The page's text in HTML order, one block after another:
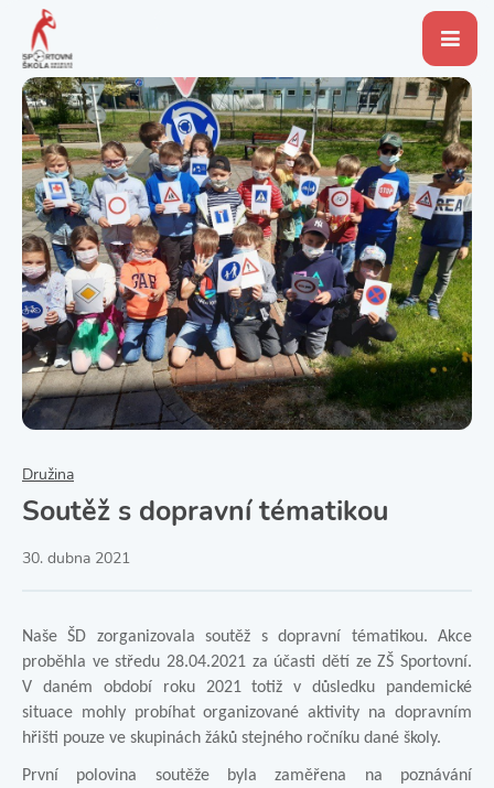
Družina
Soutěž s dopravní tématikou
30. dubna 2021
Naše ŠD zorganizovala soutěž s dopravní tématikou. Akce
proběhla ve středu 28.04.2021 za účasti dětí ze ZŠ Sportovní.
V daném období roku 2021 totiž v důsledku pandemické
situace mohly probíhat organizované aktivity na dopravním
hřišti pouze ve skupinách žáků stejného ročníku dané školy.
První polovina soutěže byla zaměřena na poznávání